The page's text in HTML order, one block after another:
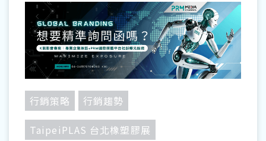
行銷策略 行銷趨勢
TaipeiPLAS 台北橡塑膠展